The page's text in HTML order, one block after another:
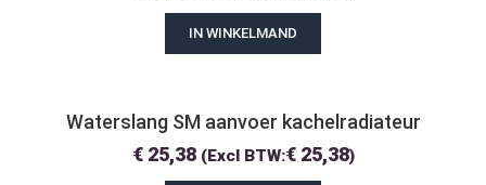
IN WINKELMAND
Waterslang SM aanvoer kachelradiateur
€25,38 (Excl BTW:€25,38)